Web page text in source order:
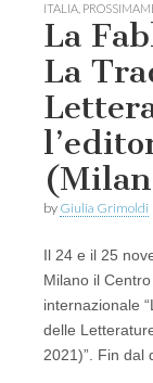
ITALIA
La
La
by Giulia Grimoldi
Il 24 e il 25
Milano il
internazionale
delle
2021)”. Fin